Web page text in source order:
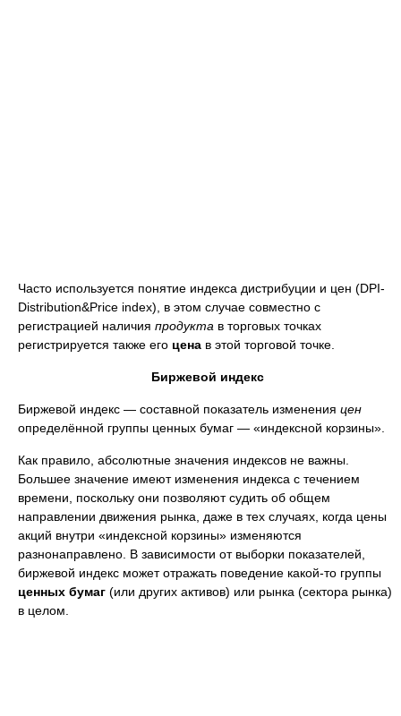
Часто используется понятие индекса дистрибуции и цен (DPI-
Distribution&Price index), в этом случае совместно с
регистрацией наличия продукта в торговых точках
регистрируется также его цена в этой торговой точке.
Биржевой индекс
Биржевой индекс — составной показатель изменения цен
определённой группы ценных бумаг — «индексной корзины».
Как правило, абсолютные значения индексов не важны.
Большее значение имеют изменения индекса с течением
времени, поскольку они позволяют судить об общем
направлении движения рынка, даже в тех случаях, когда цены
акций внутри «индексной корзины» изменяются
разнонаправлено. В зависимости от выборки показателей,
биржевой индекс может отражать поведение какой-то группы
ценных бумаг (или других активов) или рынка (сектора рынка)
в целом.